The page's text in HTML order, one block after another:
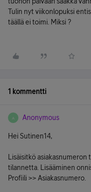
Tulin nyt viikonlopuksi
täällä ei toimi. Miksi ?
1 kommentti
A Anonymous
Hei Sutinen14,
Lisäisitkö
tilannetta. Lisääminen
Profiili >> Asiakasnumero.